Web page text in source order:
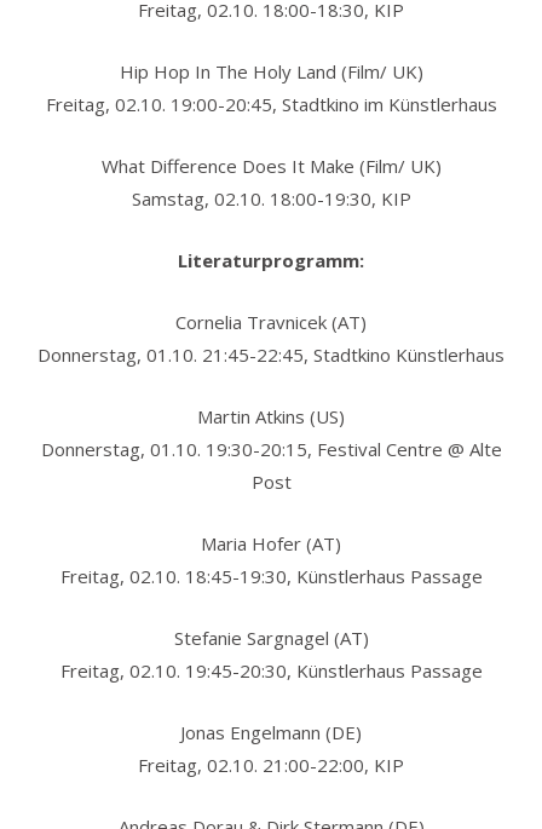
Freitag, 02.10. 18:00-18:30, KIP
Hip Hop In The Holy Land (Film/ UK)
Freitag, 02.10. 19:00-20:45, Stadtkino im Künstlerhaus
What Difference Does It Make (Film/ UK)
Samstag, 02.10. 18:00-19:30, KIP
Literaturprogramm:
Cornelia Travnicek (AT)
Donnerstag, 01.10. 21:45-22:45, Stadtkino Künstlerhaus
Martin Atkins (US)
Donnerstag, 01.10. 19:30-20:15, Festival Centre @ Alte
Post
Maria Hofer (AT)
Freitag, 02.10. 18:45-19:30, Künstlerhaus Passage
Stefanie Sargnagel (AT)
Freitag, 02.10. 19:45-20:30, Künstlerhaus Passage
Jonas Engelmann (DE)
Freitag, 02.10. 21:00-22:00, KIP